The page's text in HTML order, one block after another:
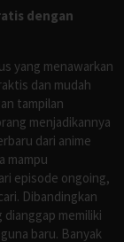
dengan
yang menawarkan
dan mudah
tampilan
menjadikannya
dari anime
mampu
episode ongoing,
Dibandingkan
memiliki
baru. Banyak